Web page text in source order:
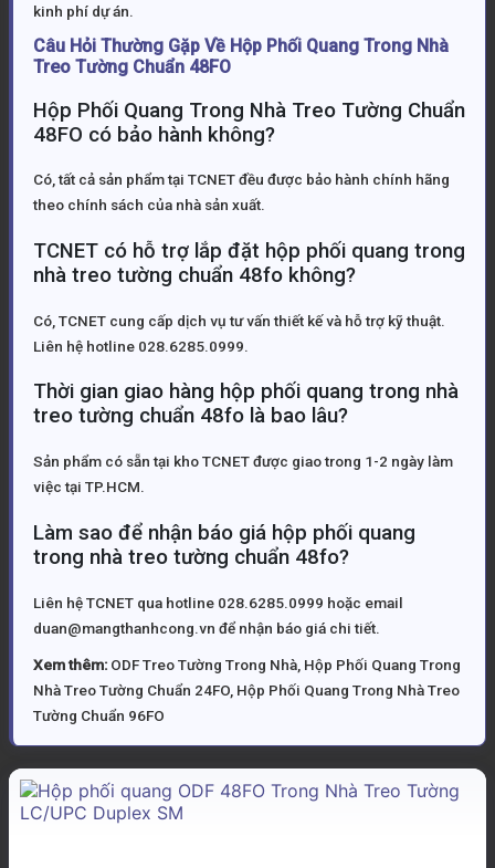
kinh phí dự án.
Câu Hỏi Thường Gặp Về Hộp Phối Quang Trong Nhà
Treo Tường Chuẩn 48FO
Hộp Phối Quang Trong Nhà Treo Tường Chuẩn
48FO có bảo hành không?
Có, tất cả sản phẩm tại TCNET đều được bảo hành chính hãng
theo chính sách của nhà sản xuất.
TCNET có hỗ trợ lắp đặt hộp phối quang trong
nhà treo tường chuẩn 48fo không?
Có, TCNET cung cấp dịch vụ tư vấn thiết kế và hỗ trợ kỹ thuật.
Liên hệ hotline 028.6285.0999.
Thời gian giao hàng hộp phối quang trong nhà
treo tường chuẩn 48fo là bao lâu?
Sản phẩm có sẵn tại kho TCNET được giao trong 1-2 ngày làm
việc tại TP.HCM.
Làm sao để nhận báo giá hộp phối quang
trong nhà treo tường chuẩn 48fo?
Liên hệ TCNET qua hotline 028.6285.0999 hoặc email
duan@mangthanhcong.vn để nhận báo giá chi tiết.
Xem thêm: ODF Treo Tường Trong Nhà Hộp Phối Quang Trong
Nhà Treo Tường Chuẩn 24FO Hộp Phối Quang Trong Nhà Treo
Tường Chuẩn 96FO